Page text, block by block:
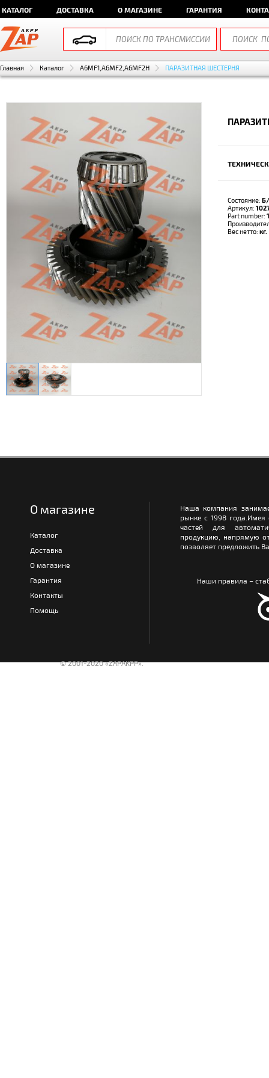
КАТАЛОГ ДОСТАВКА О МАГАЗИНЕ ГАРАНТИЯ
Главная Каталог A6MF1,A6MF2,A6MF2H ПАРАЗИТНАЯ ШЕСТЕРНЯ
Состояние:
Артикул:
Part number:
Вес нетто: кг.
О магазине
Каталог
Доставка
О магазине
Гарантия
Контакты
Помощь
Наша компания
рынке с 1998
частей для
продукцию, напрямую
позволяет предложить
Наши правила –
© 2001-2020 «ZAPAKPP».